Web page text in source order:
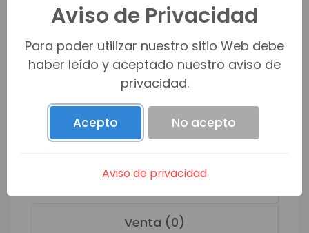
Oceanía / Saltillo / Coahuila de Zar...
3 1.5 2 200
100m2
Venta (0)
Aviso de Privacidad
Para poder utilizar nuestro sitio Web debe
haber leído y aceptado nuestro aviso de
privacidad.
Acepto No acepto
Aviso de privacidad